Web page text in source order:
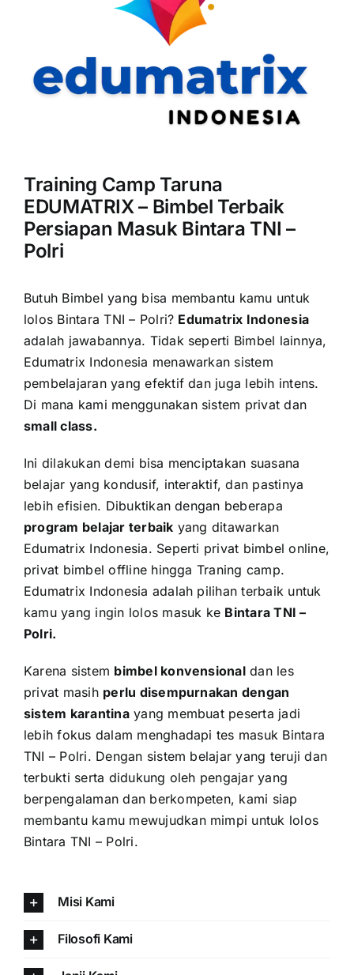
Training Camp Taruna
EDUMATRIX – Bimbel Terbaik
Persiapan Masuk Bintara TNI –
Polri
Butuh Bimbel yang bisa membantu kamu untuk
lolos Bintara TNI – Polri? Edumatrix Indonesia
adalah jawabannya. Tidak seperti Bimbel lainnya,
Edumatrix Indonesia menawarkan sistem
pembelajaran yang efektif dan juga lebih intens.
Di mana kami menggunakan sistem privat dan
small class.
Ini dilakukan demi bisa menciptakan suasana
belajar yang kondusif, interaktif, dan pastinya
lebih efisien. Dibuktikan dengan beberapa
program belajar terbaik yang ditawarkan
Edumatrix Indonesia. Seperti privat bimbel online,
privat bimbel offline hingga Traning camp.
Edumatrix Indonesia adalah pilihan terbaik untuk
kamu yang ingin lolos masuk ke Bintara TNI –
Polri.
Karena sistem bimbel konvensionaldan les
privat masih perlu disempurnakan dengan
sistem karantinayang membuat peserta jadi
lebih fokus dalam menghadapi tes masuk Bintara
TNI – Polri. Dengan sistem belajar yang teruji dan
terbukti serta didukung oleh pengajar yang
berpengalaman dan berkompeten, kami siap
membantu kamu mewujudkan mimpi untuk lolos
Bintara TNI – Polri.
Misi Kami
Filosofi Kami